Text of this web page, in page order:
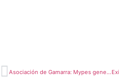
Asociación de Gamarra: Mypes generarían un millón de empleos al año